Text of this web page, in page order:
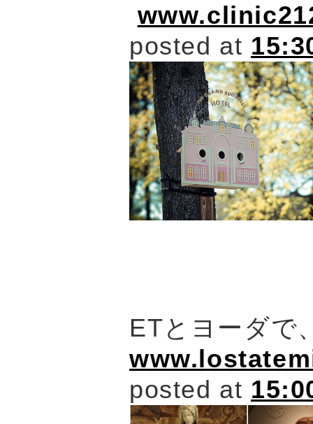
posted at
ETとヨーダで
posted at